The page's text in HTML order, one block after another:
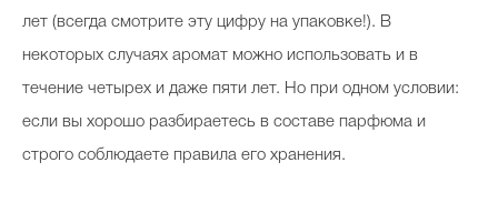
лет (всегда смотрите эту цифру на упаковке!). В
некоторых случаях аромат можно использовать и в
течение четырех и даже пяти лет. Но при одном условии:
если вы хорошо разбираетесь в составе парфюма и
строго соблюдаете правила его хранения.